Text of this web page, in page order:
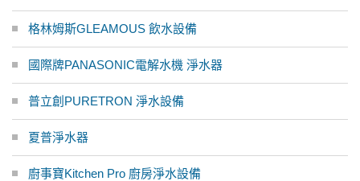
格林姆斯GLEAMOUS 飲水設備
國際牌PANASONIC電解水機 淨水器
普立創PURETRON 淨水設備
夏普淨水器
廚事寶Kitchen Pro 廚房淨水設備